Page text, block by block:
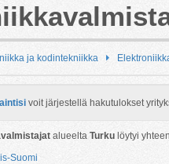
ja kodintekniikka
voit järjestellä hakutulokset
alueelta Turku löytyi
Suomi